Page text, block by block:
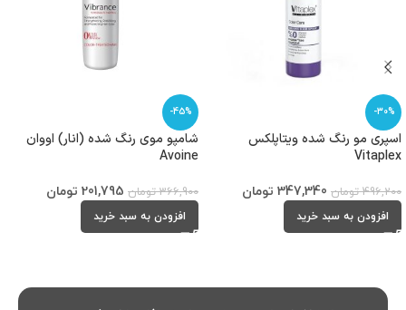
-30%
اسپری مو رنگ شده ویتاپلکس
Vitaplex
496,200 تومان 347,340 تومان
افزودن به سبد خرید
-45%
شامپو موی رنگ شده (انار) اووان
Avoine
366,900 تومان 201,795 تومان
افزودن به سبد خرید